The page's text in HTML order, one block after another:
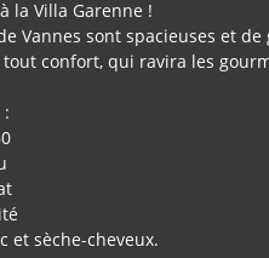
la Villa Garenne !
Vannes sont spacieuses et
confort, qui ravira les
:
et sèche-cheveux.